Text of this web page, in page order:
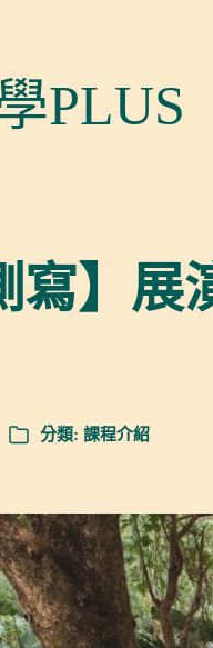
PLUS
寫】
分類: 課程介紹